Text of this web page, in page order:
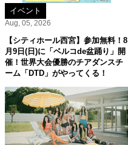
イベント
Aug, 05, 2026
【シティホール西宮】参加無料！8
月9日(日)に「ベルコde盆踊り」開
催！世界大会優勝のチアダンスチ
ーム「DTD」がやってくる！